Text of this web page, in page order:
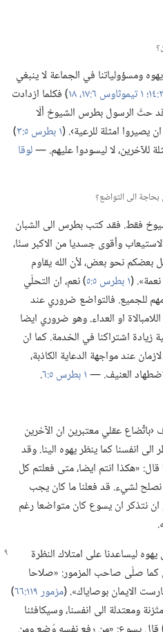
ومسؤولياتنا في الجماعة لا ينبغي
‏)‏ فكلما ازدادت
حثّ الرسول بطرس الشيوخ ألّا
يصيروا امثلة للرعية›.‏ (‏١ بطرس ٥:‏٣
‏)‏
للآخرين،‏ لا ليسودوا عليهم.‏ —‏لوقا
فقط.‏ فقد كتب بطرس الى الشبان
وأقوى جسديا من الاكبر سنّا،‏
بعضكم نحو بعض،‏ لأن الله يقاوم
(‏١ بطرس ٥:‏٥
‏)‏ نعم،‏ ان التحلّي
للجميع.‏ فالتواضع ضروري عند
او العداء.‏ وهو ضروري ايضا
زيادة اشتراكنا في الخدمة.‏ كما ان
عند مواجهة الدعاية الكاذبة،‏
العنيف.‏ —‏١ بطرس ٥:‏٦ ‏.‏
عقلي معتبرين ان الآخرين
انفسنا كما ينظر يهوه الينا.‏ وقد
«هكذا انتم ايضا،‏ متى فعلتم كل
نصلح لشيء.‏ قد فعلنا ما كان يجب
ان نتذكر ان يسوع كان متواضعا رغم
يهوه ليساعدناعلى امتلاك النظرة
كما صلّى صاحب المزمور:‏ «صلاحا
الايمان بوصاياك».‏ (‏مزمور ١١٩:‏٦٦
‏)‏
ومعتدلة الى انفسنا،‏ وسيكافئنا